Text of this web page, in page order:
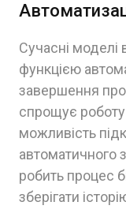
Сучасні моделі
функцією
завершення
спрощує роботу
можливість
автоматичного
робить процес
зберігати